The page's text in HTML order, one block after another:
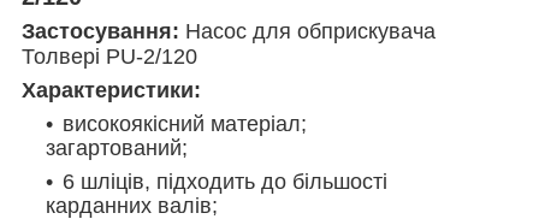
Застосування: Насос для обприскувача
Толвері PU-2/120
Характеристики:
високоякісний матеріал;
загартований;
6 шліців, підходить до більшості
карданних валів;